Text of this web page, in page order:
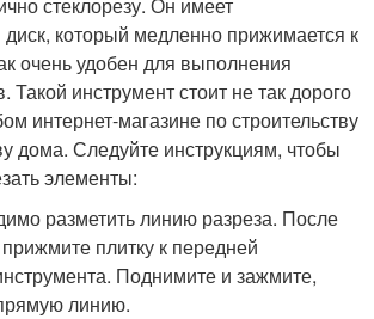
который медленно прижимается к
очень удобен для выполнения
Такой инструмент стоит не так дорого
интернет-магазине по строительству
дома. Следуйте инструкциям, чтобы
элементы:
разметить линию разреза. После
плитку к передней
Поднимите и зажмите,
линию.